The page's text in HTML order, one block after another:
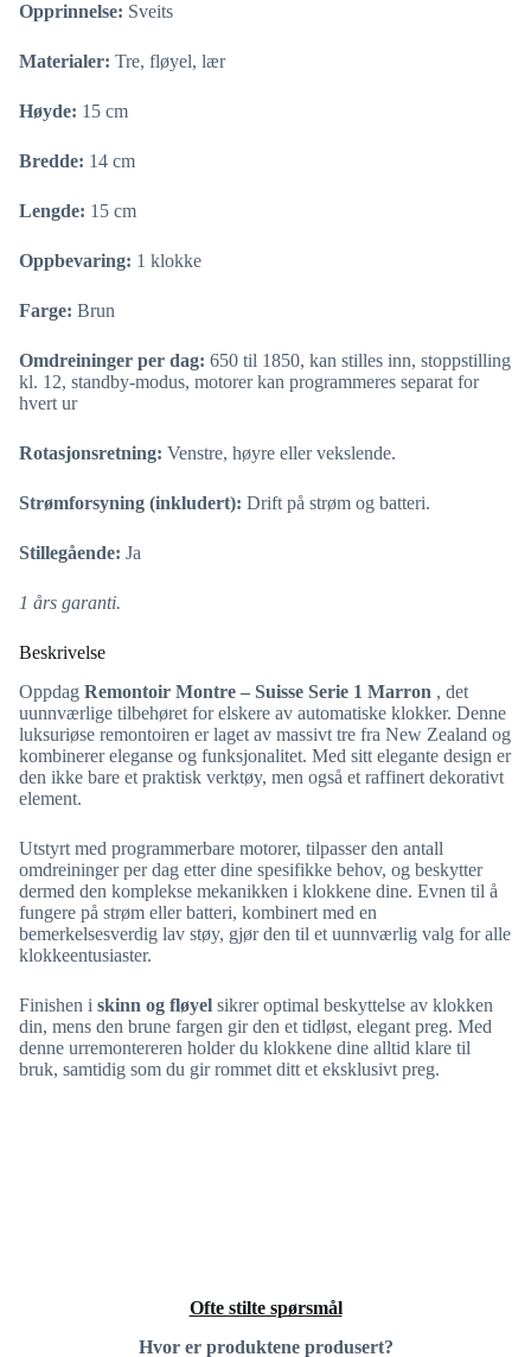
Opprinnelse: Sveits
Materialer: Tre, fløyel, lær
Høyde: 15 cm
Bredde: 14 cm
Lengde: 15 cm
Oppbevaring: 1 klokke
Farge: Brun
Omdreininger per dag: 650 til 1850, kan stilles inn, stoppstilling
kl. 12, standby-modus, motorer kan programmeres separat for
hvert ur
Rotasjonsretning: Venstre, høyre eller vekslende.
Strømforsyning (inkludert): Drift på strøm og batteri.
Stillegående: Ja
1 års garanti.
Beskrivelse
Oppdag Remontoir Montre – Suisse Serie 1 Marron , det
uunnværlige tilbehøret for elskere av automatiske klokker. Denne
luksuriøse remontoiren er laget av massivt tre fra New Zealand og
kombinerer eleganse og funksjonalitet. Med sitt elegante design er
den ikke bare et praktisk verktøy, men også et raffinert dekorativt
element.
Utstyrt med programmerbare motorer, tilpasser den antall
omdreininger per dag etter dine spesifikke behov, og beskytter
dermed den komplekse mekanikken i klokkene dine. Evnen til å
fungere på strøm eller batteri, kombinert med en
bemerkelsesverdig lav støy, gjør den til et uunnværlig valg for alle
klokkeentusiaster.
Finishen i skinn og fløyel sikrer optimal beskyttelse av klokken
din, mens den brune fargen gir den et tidløst, elegant preg. Med
denne urremontereren holder du klokkene dine alltid klare til
bruk, samtidig som du gir rommet ditt et eksklusivt preg.
Ofte stilte spørsmål
Hvor er produktene produsert?